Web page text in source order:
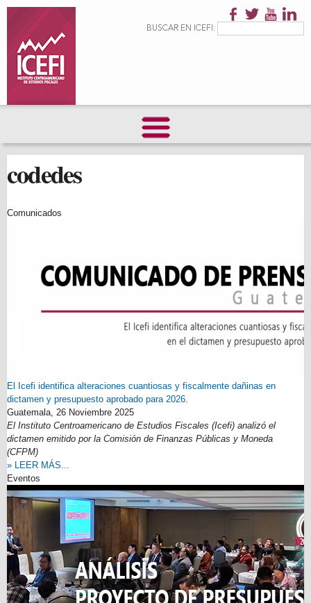
principalFormulario de
BUSCAR EN ICEFI:
codedes
Comunicados
El Icefi identifica alteraciones cuantiosas y fiscalmente dañinas en
dictamen y presupuesto aprobado para 2026.
Guatemala, 26 Noviembre 2025
El Instituto Centroamericano de Estudios Fiscales (Icefi) analizó el
dictamen emitido por la Comisión de Finanzas Públicas y Moneda
(CFPM)
» LEER MÁS...
Eventos